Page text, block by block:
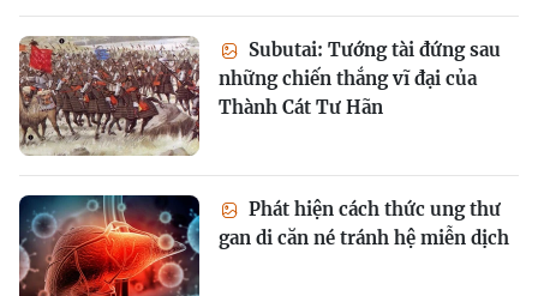
Subutai: Tướng tài đứng sau
những chiến thắng vĩ đại của
Thành Cát Tư Hãn
Phát hiện cách thức ung thư
gan di căn né tránh hệ miễn dịch